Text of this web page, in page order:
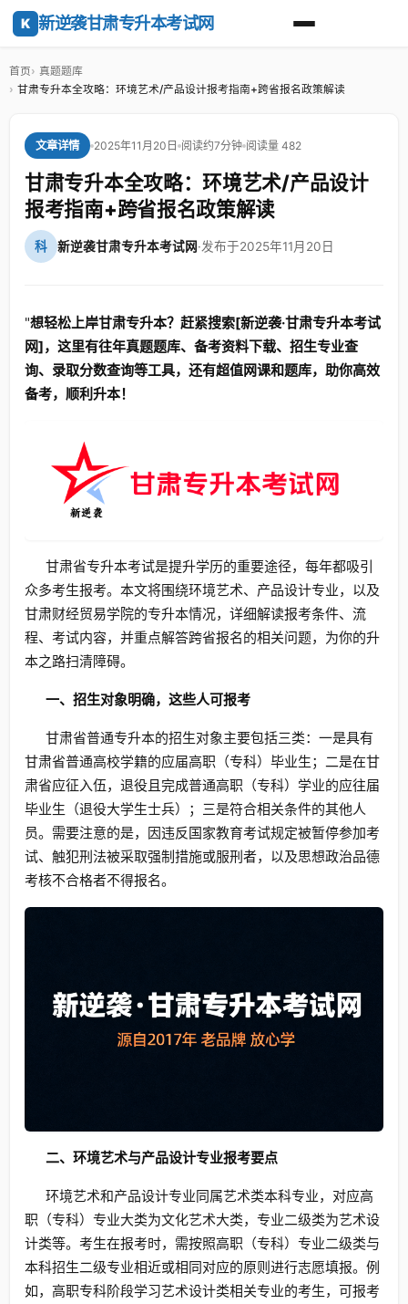
K 新逆袭甘肃专升本考试网
首页
真题题库
甘肃专升本全攻略：环境艺术/产品设计报考指南+跨省报名政策解读
文章详情 2025年11月20日 阅读约7分钟 阅读量 482
甘肃专升本全攻略：环境艺术/产品设计
报考指南+跨省报名政策解读
科 新逆袭甘肃专升本考试网·发布于2025年11月20日
"想轻松上岸甘肃专升本？赶紧搜索[新逆袭·甘肃专升本考试
网]，这里有往年真题题库、备考资料下载、招生专业查
询、录取分数查询等工具，还有超值网课和题库，助你高效
备考，顺利升本！
甘肃省专升本考试是提升学历的重要途径，每年都吸引
众多考生报考。本文将围绕环境艺术、产品设计专业，以及
甘肃财经贸易学院的专升本情况，详细解读报考条件、流
程、考试内容，并重点解答跨省报名的相关问题，为你的升
本之路扫清障碍。
一、招生对象明确，这些人可报考
甘肃省普通专升本的招生对象主要包括三类：一是具有
甘肃省普通高校学籍的应届高职（专科）毕业生；二是在甘
肃省应征入伍，退役且完成普通高职（专科）学业的应往届
毕业生（退役大学生士兵）；三是符合相关条件的其他人
员。需要注意的是，因违反国家教育考试规定被暂停参加考
试、触犯刑法被采取强制措施或服刑者，以及思想政治品德
考核不合格者不得报名。
二、环境艺术与产品设计专业报考要点
环境艺术和产品设计专业同属艺术类本科专业，对应高
职（专科）专业大类为文化艺术大类，专业二级类为艺术设
计类等。考生在报考时，需按照高职（专科）专业二级类与
本科招生二级专业相近或相同对应的原则进行志愿填报。例
如，高职专科阶段学习艺术设计类相关专业的考生，可报考